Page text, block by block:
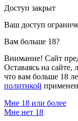
Доступ закрыт
Ваш доступ
Вам больше 18?
Внимание! Сайт
Оставаясь на
что вам больше 18
политикой
Мне 18 или более
Мне нет 18